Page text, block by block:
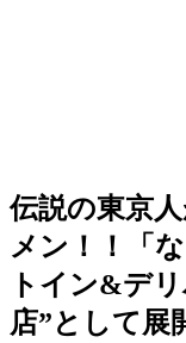
伝説の東京
メン！！「
トイン&デ
店”として展